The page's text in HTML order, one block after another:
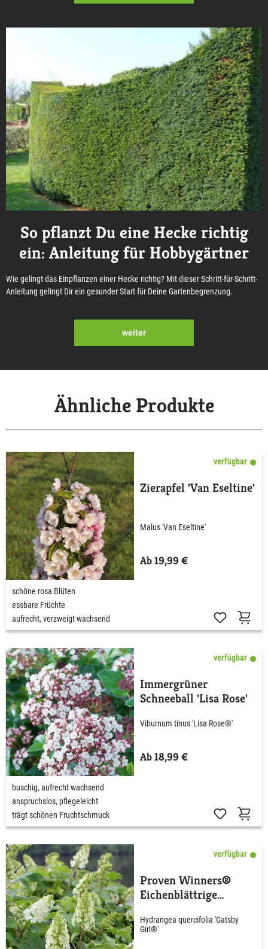
So pflanzt Du eine Hecke richtig
ein: Anleitung für Hobbygärtner
Wie gelingt das Einpflanzen einer Hecke richtig? Mit dieser Schritt-für-Schritt-
Anleitung gelingt Dir ein gesunder Start für Deine Gartenbegrenzung.
weiter
Ähnliche Produkte
verfügbar
Zierapfel 'Van Eseltine'
Malus 'Van Eseltine'
Ab 19,99 €
schöne rosa Blüten
essbare Früchte
aufrecht, verzweigt wachsend
verfügbar
Immergrüner
Schneeball 'Lisa Rose'
Viburnum tinus 'Lisa Rose®'
Ab 18,99 €
buschig, aufrecht wachsend
anspruchslos, pflegeleicht
trägt schönen Fruchtschmuck
verfügbar
Proven Winners®
Eichenblättrige
Girl'
Hydrangea quercifolia 'Gatsby
Girl®'